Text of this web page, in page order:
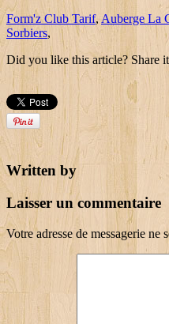
Form'z Club Tarif,Auberge La
Sorbiers,
Did you like this article? Share
Written by
Laisser un commentaire
Votre adresse de messagerie ne